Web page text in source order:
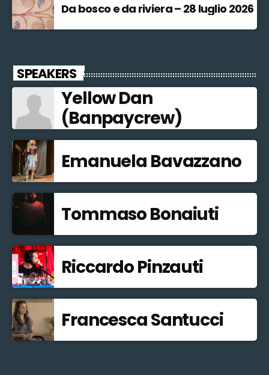
Da bosco e da riviera – 28 luglio 2026
SPEAKERS
Yellow Dan
(Banpaycrew)
Emanuela Bavazzano
Tommaso Bonaiuti
Riccardo Pinzauti
Francesca Santucci